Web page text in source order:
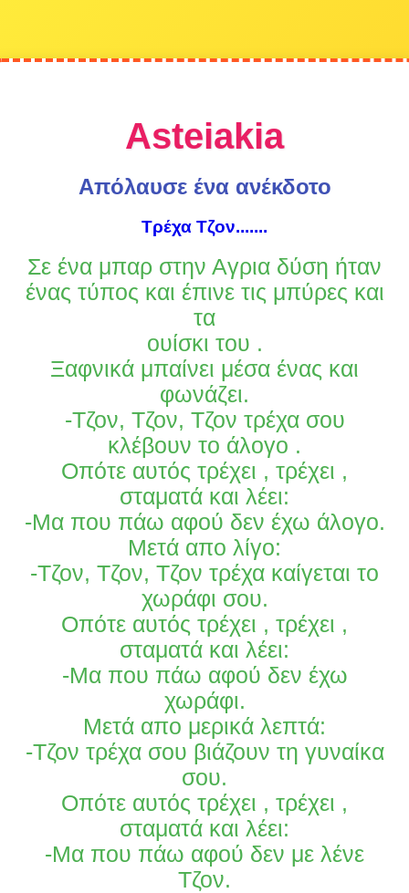
Asteiakia
Απόλαυσε ένα ανέκδοτο
Τρέχα Τζον.......
Σε ένα μπαρ στην Αγρια δύση ήταν
ένας τύπος και έπινε τις μπύρες και
τα
ουίσκι του .
Ξαφνικά μπαίνει μέσα ένας και
φωνάζει.
-Τζον, Τζον, Τζον τρέχα σου
κλέβουν το άλογο .
Οπότε αυτός τρέχει , τρέχει ,
σταματά και λέει:
-Μα που πάω αφού δεν έχω άλογο.
Μετά απο λίγο:
-Τζον, Τζον, Τζον τρέχα καίγεται το
χωράφι σου.
Οπότε αυτός τρέχει , τρέχει ,
σταματά και λέει:
-Μα που πάω αφού δεν έχω
χωράφι.
Μετά απο μερικά λεπτά:
-Τζον τρέχα σου βιάζουν τη γυναίκα
σου.
Οπότε αυτός τρέχει , τρέχει ,
σταματά και λέει:
-Μα που πάω αφού δεν με λένε
Τζον.